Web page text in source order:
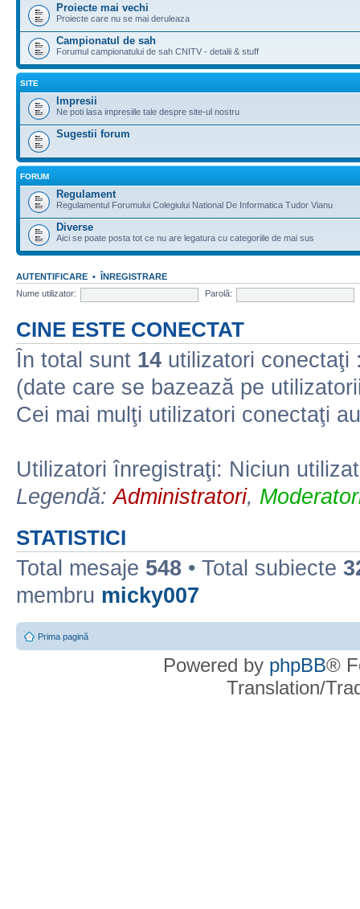
Proiecte mai vechi
Proiecte care nu se mai deruleaza
Campionatul de sah
Forumul campionatului de sah CNITV - detalii & stuff
SITE
Impresii
Ne poti lasa impresiile tale despre site-ul nostru
Sugestii forum
FORUM
Regulament
Regulamentul Forumului Colegiului National De Informatica Tudor Vianu
Diverse
Aici se poate posta tot ce nu are legatura cu categoriile de mai sus
AUTENTIFICARE • ÎNREGISTRARE
Nume utilizator:
Parolă:
CINE ESTE CONECTAT
În total sunt 14 utilizatori conectaţi
(date care se bazează pe
Cei mai mulţi utilizatori conectaţi
Utilizatori înregistraţi: Niciun
Legendă:Administratori,
STATISTICI
Total mesaje 548 • Total subiecte
membru micky007
Prima pagină
Powered by phpBB®
Translation/